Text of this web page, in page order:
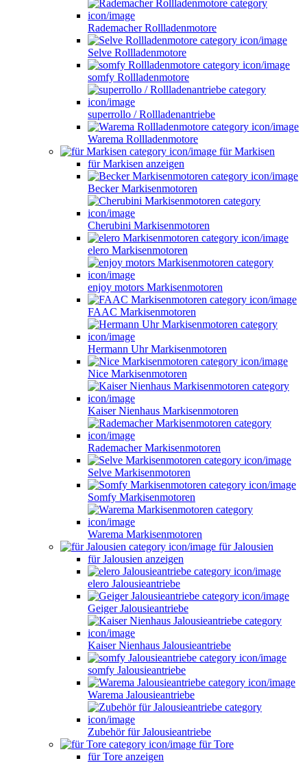
Rademacher Rollladenmotore
Selve Rollladenmotore
somfy Rollladenmotore
superrollo / Rollladenantriebe
Warema Rollladenmotore
für Markisen
für Markisen anzeigen
Becker Markisenmotoren
Cherubini Markisenmotoren
elero Markisenmotoren
enjoy motors Markisenmotoren
FAAC Markisenmotoren
Hermann Uhr Markisenmotoren
Nice Markisenmotoren
Kaiser Nienhaus Markisenmotoren
Rademacher Markisenmotoren
Selve Markisenmotoren
Somfy Markisenmotoren
Warema Markisenmotoren
für Jalousien
für Jalousien anzeigen
elero Jalousieantriebe
Geiger Jalousieantriebe
Kaiser Nienhaus Jalousieantriebe
somfy Jalousieantriebe
Warema Jalousieantriebe
Zubehör für Jalousieantriebe
für Tore
für Tore anzeigen